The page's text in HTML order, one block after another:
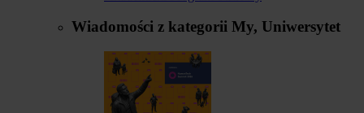
Wiadomości z kategorii My, Uniwersytet